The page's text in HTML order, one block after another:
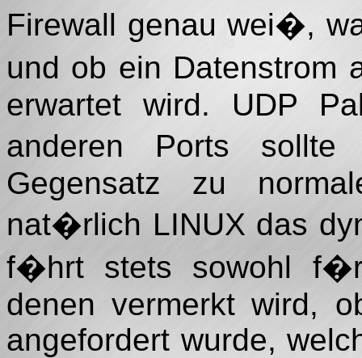
Firewall genau wei�,
und ob ein Datenstrom
erwartet wird. UDP
anderen Ports
Gegensatz zu
nat�rlich LINUX das
f�hrt stets sowohl
denen vermerkt wird,
angefordert wurde,